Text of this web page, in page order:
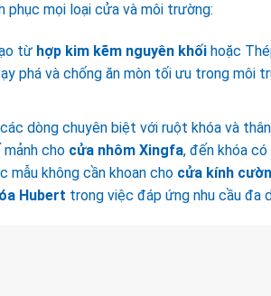
mọi loại cửa và môi trường:
từ hợp kim kẽm nguyên khốihoặc
phá và chống ăn mòn tối ưu trong môi
dòng chuyên biệt với ruột khóa và
cho cửa nhôm Xingfa, đến khóa có
mẫu không cần khoan cho cửa kính
Hubert trong việc đáp ứng nhu cầu đa